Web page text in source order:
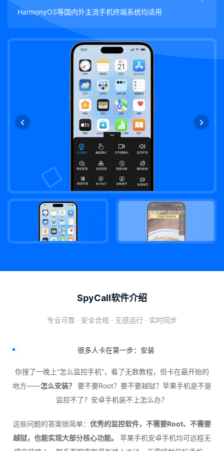
HarmonyOS等国内外主流手机终端系统均适用
SpyCall软件介绍
专业可靠 · 安全合规 · 无感运行 · 实时同步
很多人卡在第一步：安装
你搜了一晚上“怎么监控手机”，看了无数教程，但卡在最开始的
地方——怎么安装？
要不要Root？要不要越狱？苹果手机是不是
监控不了？安卓手机装不上怎么办？
这些问题的答案很简单： 优秀的监控软件，不需要Root、不需要
越狱，也能实现大部分核心功能。
苹果手机安卓手机均可远程无